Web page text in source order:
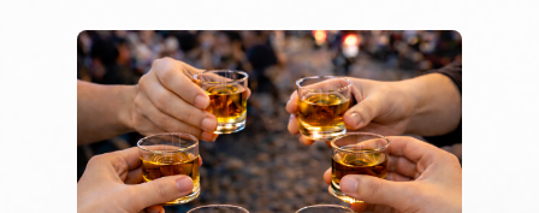
SERVICE
STAFF BLOG